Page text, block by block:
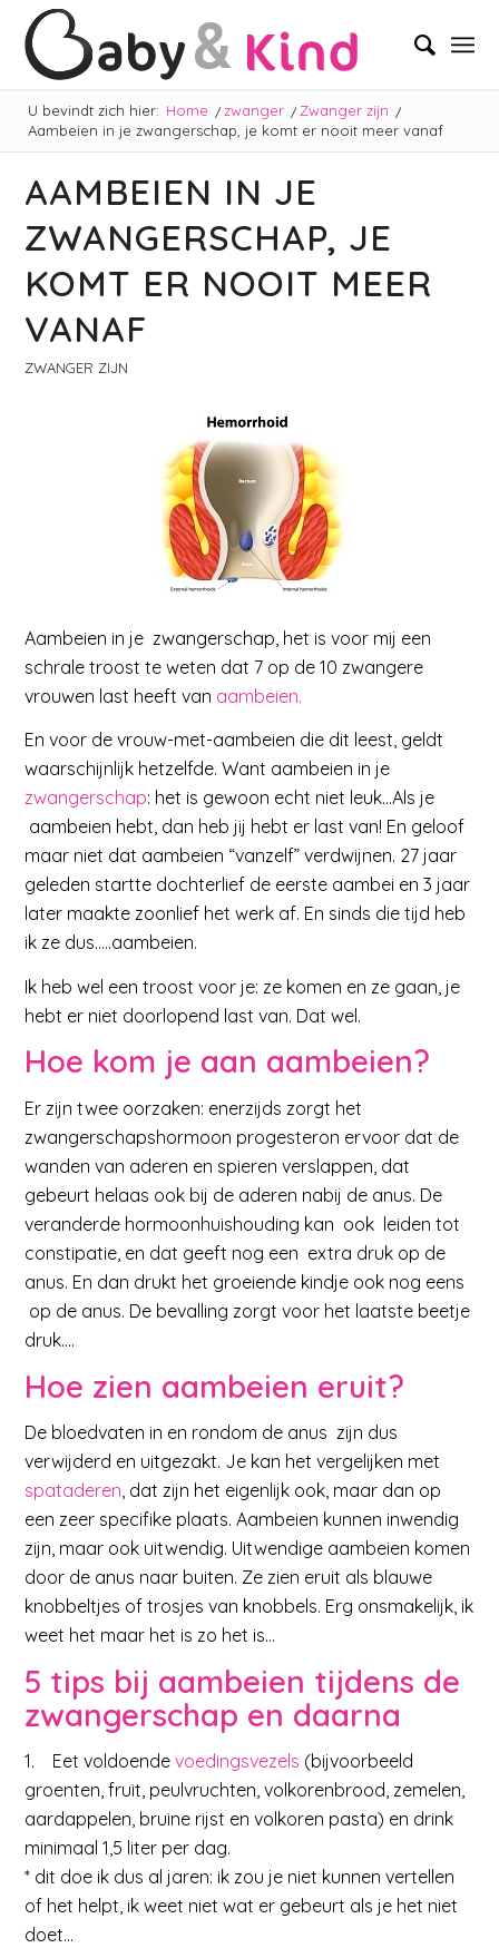
U bevindt zich hier: Home / zwanger / Zwanger zijn /
Aambeien in je zwangerschap, je komt er nooit meer vanaf
AAMBEIEN IN JE
ZWANGERSCHAP, JE
KOMT ER NOOIT MEER
VANAF
ZWANGER ZIJN
Aambeien in je zwangerschap, het is voor mij een
schrale troost te weten dat 7 op de 10 zwangere
vrouwen last heeft van aambeien.
En voor de vrouw-met-aambeien die dit leest, geldt
waarschijnlijk hetzelfde. Want aambeien in je
zwangerschap: het is gewoon echt niet leuk…Als je
aambeien hebt, dan heb jij hebt er last van! En geloof
maar niet dat aambeien “vanzelf” verdwijnen. 27 jaar
geleden startte dochterlief de eerste aambei en 3 jaar
later maakte zoonlief het werk af. En sinds die tijd heb
ik ze dus…..aambeien.
Ik heb wel een troost voor je: ze komen en ze gaan, je
hebt er niet doorlopend last van. Dat wel.
Hoe kom je aan aambeien?
Er zijn twee oorzaken: enerzijds zorgt het
zwangerschapshormoon progesteron ervoor dat de
wanden van aderen en spieren verslappen, dat
gebeurt helaas ook bij de aderen nabij de anus. De
veranderde hormoonhuishouding kan ook leiden tot
constipatie, en dat geeft nog een extra druk op de
anus. En dan drukt het groeiende kindje ook nog eens
op de anus. De bevalling zorgt voor het laatste beetje
druk….
Hoe zien aambeien eruit?
De bloedvaten in en rondom de anus zijn dus
verwijderd en uitgezakt. Je kan het vergelijken met
spataderen, dat zijn het eigenlijk ook, maar dan op
een zeer specifike plaats. Aambeien kunnen inwendig
zijn, maar ook uitwendig. Uitwendige aambeien komen
door de anus naar buiten. Ze zien eruit als blauwe
knobbeltjes of trosjes van knobbels. Erg onsmakelijk, ik
weet het maar het is zo het is…
5 tips bij aambeien tijdens de
zwangerschap en daarna
1. Eet voldoendevoedingsvezels (bijvoorbeeld
groenten, fruit, peulvruchten, volkorenbrood, zemelen,
aardappelen, bruine rijst en volkoren pasta) en drink
minimaal 1,5 liter per dag.
* dit doe ik dus al jaren: ik zou je niet kunnen vertellen
of het helpt, ik weet niet wat er gebeurt als je het niet
doet…